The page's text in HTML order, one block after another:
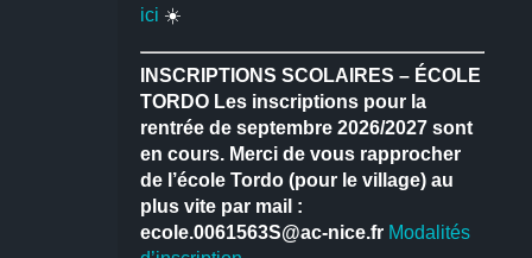
ici ☀️
INSCRIPTIONS SCOLAIRES – ÉCOLE
TORDOLes inscriptions pour la
rentrée de septembre 2026/2027 sont
en cours. Merci de vous rapprocher
de l’école Tordo (pour le village) au
plus vite par mail :
ecole.0061563S@ac-nice.fr Modalités